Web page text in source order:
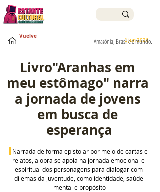
1 jun 2026
Amazônia, Brasil e o mundo.
Vuelve
Livro"Aranhas em
meu estômago" narra
a jornada de jovens
em busca de
esperança
Narrada de forma epistolar por meio de cartas e
relatos, a obra se apoia na jornada emocional e
espiritual dos personagens para dialogar com
dilemas da juventude, como identidade, saúde
mental e propósito